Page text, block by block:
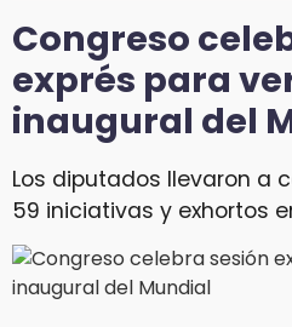
Congreso
exprés para
inaugural del
Los diputados llevaron a
59 iniciativas y exhortos